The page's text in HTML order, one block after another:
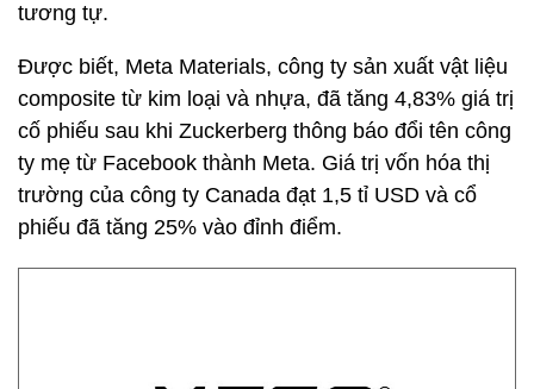
tương tự.
Được biết, Meta Materials, công ty sản xuất vật liệu
composite từ kim loại và nhựa, đã tăng 4,83% giá trị
cố phiếu sau khi Zuckerberg thông báo đổi tên công
ty mẹ từ Facebook thành Meta. Giá trị vốn hóa thị
trường của công ty Canada đạt 1,5 tỉ USD và cổ
phiếu đã tăng 25% vào đỉnh điểm.